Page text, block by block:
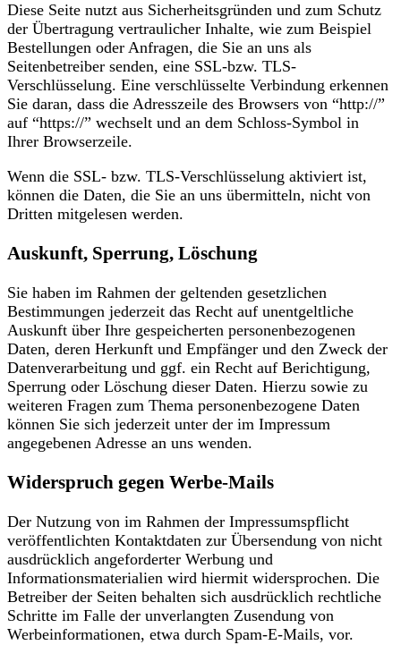
Diese Seite nutzt aus Sicherheitsgründen und zum Schutz
der Übertragung vertraulicher Inhalte, wie zum Beispiel
Bestellungen oder Anfragen, die Sie an uns als
Seitenbetreiber senden, eine SSL-bzw. TLS-
Verschlüsselung. Eine verschlüsselte Verbindung erkennen
Sie daran, dass die Adresszeile des Browsers von “http://”
auf “https://” wechselt und an dem Schloss-Symbol in
Ihrer Browserzeile.
Wenn die SSL- bzw. TLS-Verschlüsselung aktiviert ist,
können die Daten, die Sie an uns übermitteln, nicht von
Dritten mitgelesen werden.
Auskunft, Sperrung, Löschung
Sie haben im Rahmen der geltenden gesetzlichen
Bestimmungen jederzeit das Recht auf unentgeltliche
Auskunft über Ihre gespeicherten personenbezogenen
Daten, deren Herkunft und Empfänger und den Zweck der
Datenverarbeitung und ggf. ein Recht auf Berichtigung,
Sperrung oder Löschung dieser Daten. Hierzu sowie zu
weiteren Fragen zum Thema personenbezogene Daten
können Sie sich jederzeit unter der im Impressum
angegebenen Adresse an uns wenden.
Widerspruch gegen Werbe-Mails
Der Nutzung von im Rahmen der Impressumspflicht
veröffentlichten Kontaktdaten zur Übersendung von nicht
ausdrücklich angeforderter Werbung und
Informationsmaterialien wird hiermit widersprochen. Die
Betreiber der Seiten behalten sich ausdrücklich rechtliche
Schritte im Falle der unverlangten Zusendung von
Werbeinformationen, etwa durch Spam-E-Mails, vor.